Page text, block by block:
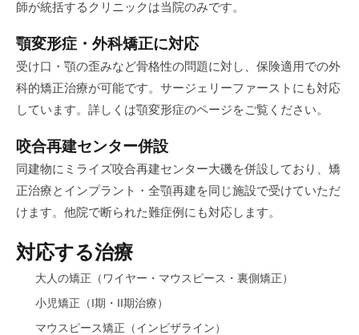
師が統括するクリニックは当院のみです。
顎変形症・外科矯正に対応
受け口・顎の歪みなど骨格性の問題に対し、保険適用での外
科的矯正治療が可能です。サージェリーファーストにも対応
しています。詳しくは顎変形症のページをご覧ください。
咬合再建センター併設
同建物にミライズ咬合再建センター大磯を併設しており、矯
正治療とインプラント・全顎再建を同じ施設で受けていただ
けます。他院で断られた難症例にも対応します。
対応する治療
大人の矯正 （ワイヤー・マウスピース・裏側矯正）
小児矯正 （I期・II期治療）
マウスピース矯正（インビザライン）